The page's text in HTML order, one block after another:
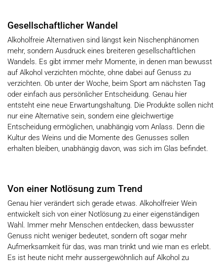
Gesellschaftlicher Wandel
Alkoholfreie Alternativen sind längst kein Nischenphänomen
mehr, sondern Ausdruck eines breiteren gesellschaftlichen
Wandels. Es gibt immer mehr Momente, in denen man bewusst
auf Alkohol verzichten möchte, ohne dabei auf Genuss zu
verzichten. Ob unter der Woche, beim Sport am nächsten Tag
oder einfach aus persönlicher Entscheidung. Genau hier
entsteht eine neue Erwartungshaltung. Die Produkte sollen nicht
nur eine Alternative sein, sondern eine gleichwertige
Entscheidung ermöglichen, unabhängig vom Anlass. Denn die
Kultur des Weins und die Momente des Genusses sollen
erhalten bleiben, unabhängig davon, was sich im Glas befindet.
Von einer Notlösung zum Trend
Genau hier verändert sich gerade etwas. Alkoholfreier Wein
entwickelt sich von einer Notlösung zu einer eigenständigen
Wahl. Immer mehr Menschen entdecken, dass bewusster
Genuss nicht weniger bedeutet, sondern oft sogar mehr
Aufmerksamkeit für das, was man trinkt und wie man es erlebt.
Es ist heute nicht mehr aussergewöhnlich auf Alkohol zu